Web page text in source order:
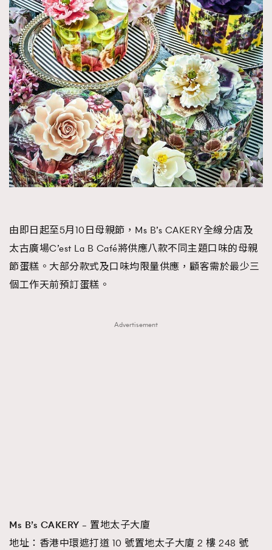
由即日起至5月10日母親節，Ms B’s CAKERY全線分店及
太古廣場C’est La B Café將供應八款不同主題口味的母親
節蛋糕。大部分款式及口味均限量供應，顧客需於最少三
個工作天前預訂蛋糕。
Advertisement
Ms B’s CAKERY – 置地太子大廈
地址：香港中環遮打道 10 號置地太子大廈 2 樓 248 號